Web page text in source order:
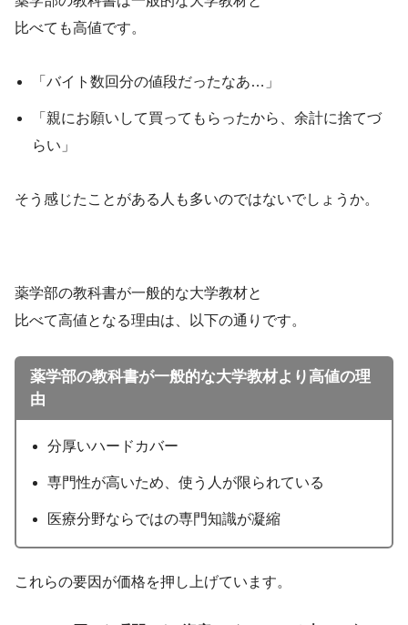
比べても高値です。
「バイト数回分の値段だったなあ…」
「親にお願いして買ってもらったから、余計に捨てづ
らい」
そう感じたことがある人も多いのではないでしょうか。
薬学部の教科書が一般的な大学教材と
比べて高値となる理由は、以下の通りです。
薬学部の教科書が一般的な大学教材より高値の理
由
分厚いハードカバー
専門性が高いため、使う人が限られている
医療分野ならではの専門知識が凝縮
これらの要因が価格を押し上げています。